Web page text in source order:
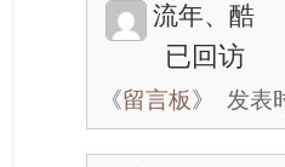
流年、酷
已回访
《留言板》 发表